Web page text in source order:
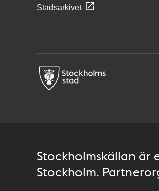
Stadsarkivet
Stockholmskällan är
Stockholm.